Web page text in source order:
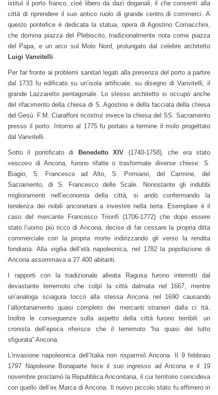
istituì il porto franco, cioè libero da dazi doganali, il che consentì alla
città di riprendere il suo antico ruolo di grande centro di commerci. A
questo pontefice è dedicata la statua, opera di Agostino Cornacchini,
che domina piazza del Plebiscito, tradizionalmente nota come piazza
del Papa, e un arco sul Molo Nord, prolungato dal celebre architetto
Luigi Vanvitelli.
Per far fronte ai problemi sanitari legati alla presenza del porto a partire
dal 1733 fu edificato su un’isola artificiale, su disegno di Vanvitelli, il
grande Lazzaretto pentagonale. Lo stesso architetto si occupò anche
del rifacimento della chiesa di S. Agostino e della facciata della chiesa
del Gesù. F.M. Ciaraffoni ricostruì invece la chiesa del SS. Sacramento
presso il porto. Intorno al 1775 fu portato a termine il molo progettato
dal Vanvitelli.
Sotto il pontificato di Benedetto XIV (1740-1758), che era stato
vescovo di Ancona, furono rifatte o trasformate diverse chiese: S.
Biagio, S. Francesco ad Alto, S. Primiano, del Carmine, del
Sacramento, di S. Francesco delle Scale. Nonostante gli indubbi
miglioramenti nell’economia della città, si andò confermando la
tendenza dei nobili anconetani a investire nella terra. Esemplare è il
caso del mercante Francesco Trionfi (1706-1772) che dopo essere
stato l’uomo più ricco di Ancona, decise di far cessare la propria ditta
commerciale con la propria morte indirizzando gli verso la rendita
fondiaria. Alla vigilia dell’età napoleonica, nel 1782 la popolazione di
Ancona assommava a 27.400 abitanti.
I rapporti con la tradizionale alleata Ragusa furono interrotti dal
devastante terremoto che colpì la città dalmata nel 1667, mentre
un’analoga sciagura toccò alla stessa Ancona nel 1690 causando
l’allontanamento quasi completo dei mercanti stranieri dalla ci ttà.
Inoltre le conseguenze sulla aspetto della città furono terribili: un
cronista dell’epoca riferisce che il terremoto “ha quasi del tutto
sfigurata” Ancona.
L’invasione napoleonica dell’Italia non risparmiò Ancona. Il 9 febbraio
1797 Napoleone Bonaparte fece il suo ingresso ad Ancona e il 19
novembre proclamò la Repubblica Anconitana, il cui territorio coincideva
con quello dell’ex Marca di Ancona. Il nuovo piccolo stato fu effimero in